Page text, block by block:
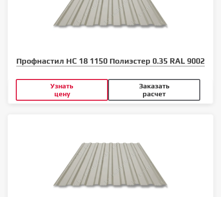
Профнастил НС 18 1150 Полиэстер 0.35 RAL 9002
Узнать
цену
Заказать
расчет